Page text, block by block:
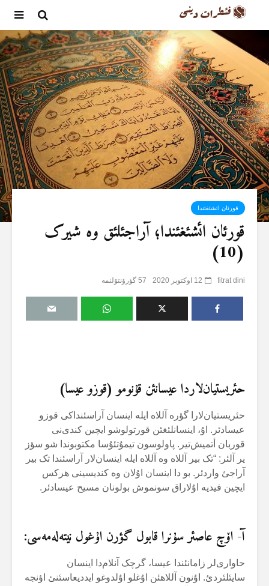
قورئان ائشئغئندا
قورئان ائشئغئندا؛ آراجئلئق وە شیرک
(10)
fitrat dini 12 اوکتوبر 2020 57 گؤرۆنتۆلنمە
حئریستیان‌لاردا عیسانئن قۇنومو (قوزو عیسا)
حئریستیان‌لارا گؤرە آللاە ایلە اینسان آراسئنداکی قوزو
عیسادئر. اۇ، اینسانلئغئن قورتولوشو ایچین کندی‌نی
قوربان أتمیش‌تیر. پاولوسون تیمۇتئۇسا مکتوبوندا شو سؤز
یر آلئر: “تک بیر آللاە وە آللاە ایلە اینسان‌لار آراسئندا تک بیر
آراجئ واردئر. بو دا اینسان اۇلان وە کندیسینی هرکس
ایچین فیدیە اۇلاراق سونموش بولونان مسیح عیسادئر.
آ- اۆچ عاصئر سۇنرا قابول گؤرن اۇغول نیتەلەمەسی:
حاواری‌لر زامانئندا عیسا، گرچک آنلام‌دا اینسان
سایئلئردئ. اۇنون آللاهئن اۇغلو اۇلدوغو ایددیعاسئنئ اؤنجە